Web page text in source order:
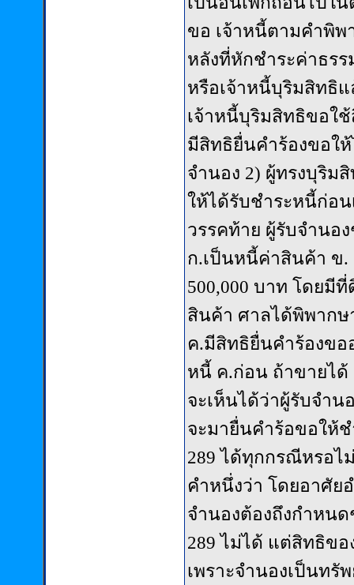
ขอ เจ้าหนี้ตามคำพิพ
หลังที่หักชำระค่าธร
หรือเจ้าหนี้บุริมสิทธิ
เจ้าหนี้บุริมสิทธิขอใ
มีสิทธิยื่นคำร้องขอใ
จำนอง 2) ผู้ทรงบุริม
ให้ได้รับชำระหนี้ก่อ
วรรคท้าย ผู้รับจำนอ
ก.เป็นหนี้ค่าสินค้า ข.
500,000 บาท โดยมี
สินค้า ศาลได้พิพาก
ค.มีสิทธิยื่นคำร้องขอ
หนี้ ค.ก่อน ถ้าขายได้
จะเห็นได้ว่าผู้รับจำ
จะมายื่นคำร้อขอให้
289 ได้ทุกกรณีหรอไ
คำหนึ่งว่า โดยอาศัย
จำนองต้องถึงกำหน
289 ไม่ได้ แต่สิทธิขอ
เพราะจำนองเป็นท